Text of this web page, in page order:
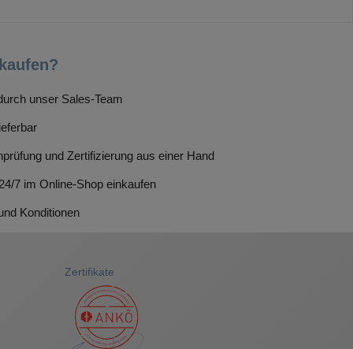
unser Sales-Team
und Zertifizierung aus einer Hand
7 im Online-Shop einkaufen
Konditionen
Zertifikate